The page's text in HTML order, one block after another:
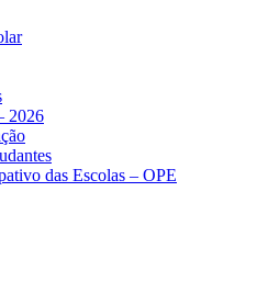
2026
das Escolas – OPE